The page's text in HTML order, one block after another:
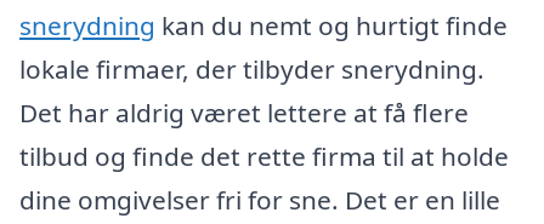
snerydning kan du nemt og hurtigt finde
lokale firmaer, der tilbyder snerydning.
Det har aldrig været lettere at få flere
tilbud og finde det rette firma til at holde
dine omgivelser fri for sne. Det er en lille